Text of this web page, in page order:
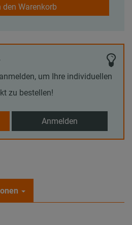
den Warenkorb
um Ihre individuellen
zu bestellen!
Anmelden